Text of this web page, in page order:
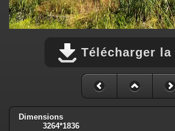
Télécharger la
Dimensions
3264*1836